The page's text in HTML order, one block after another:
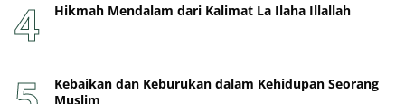
Hikmah Mendalam dari Kalimat La Ilaha Illallah
Kebaikan dan Keburukan dalam Kehidupan Seorang
Muslim